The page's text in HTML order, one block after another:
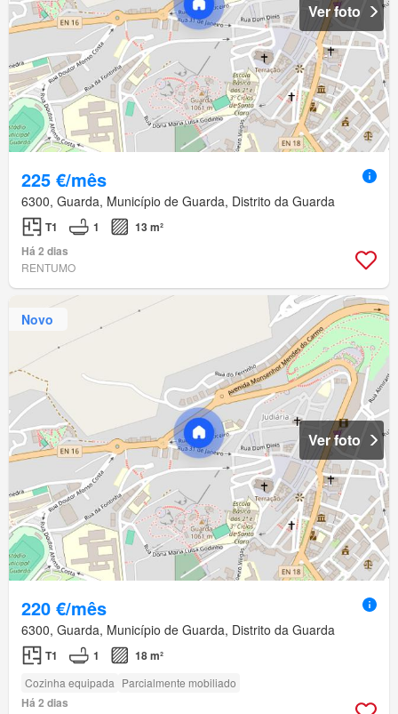
Ver foto
225 €/mês
6300, Guarda, Município de Guarda, Distrito da Guarda
T1 1
13 m²
Há 2 dias
RENTUMO
Novo
Ver foto
220 €/mês
6300, Guarda, Município de Guarda, Distrito da Guarda
T1 1 18 m²
Cozinha equipada Parcialmente mobiliado
Há 2 dias